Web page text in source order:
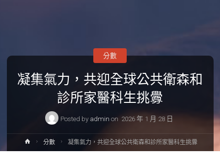
凝集氣力，共迎全球公共衛森和
診所家醫科生挑釁
Posted by admin on 2026 年 1 月 28 日
分數
Home分數 凝集氣力，共迎全球公共衛森和診所家醫科生挑釁